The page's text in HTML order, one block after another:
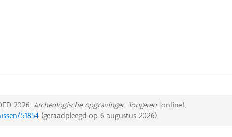
2026:Archeologische opgravingen Tongeren [online],
51854 (geraadpleegd op6 augustus 2026).